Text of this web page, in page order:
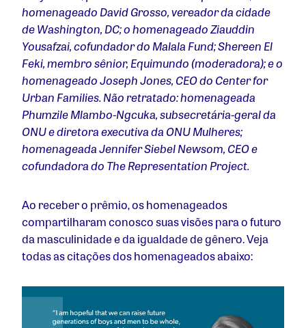
homenageado David Grosso, vereador da cidade
de Washington, DC; o homenageado Ziauddin
Yousafzai, cofundador do Malala Fund; Shereen El
Feki, membro sênior, Equimundo (moderadora); e o
homenageado Joseph Jones, CEO do Center for
Urban Families. Não retratado: homenageada
Phumzile Mlambo-Ngcuka, subsecretária-geral da
ONU e diretora executiva da ONU Mulheres;
homenageada Jennifer Siebel Newsom, CEO e
cofundadora do The Representation Project.
Ao receber o prêmio, os homenageados
compartilharam conosco suas visões para o futuro
da masculinidade e da igualdade de gênero. Veja
todas as citações dos homenageados abaixo: